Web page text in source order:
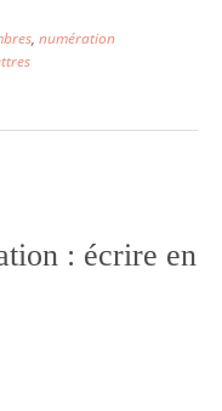
, numération
: écrire en